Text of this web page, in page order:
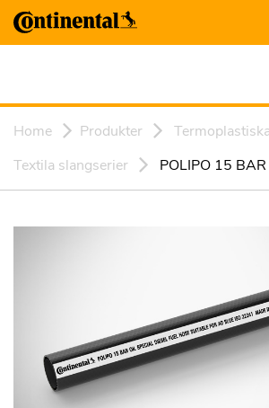
Home Produkter
Textila slangserier
POLIPO 15